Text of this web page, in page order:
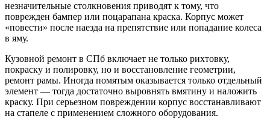
незначительные столкновения приводят к тому, что
поврежден бампер или поцарапана краска. Корпус может
«повести» после наезда на препятствие или попадание колеса
в яму.
Кузовной ремонт в СПб включает не только рихтовку,
покраску и полировку, но и восстановление геометрии,
ремонт рамы. Иногда помятым оказывается только отдельный
элемент — тогда достаточно выровнять вмятину и наложить
краску. При серьезном повреждении корпус восстанавливают
на стапеле с применением сложного оборудования.